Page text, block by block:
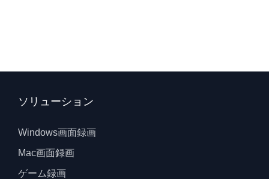
ソリューション
Windows画面録画
Mac画面録画
ゲーム録画